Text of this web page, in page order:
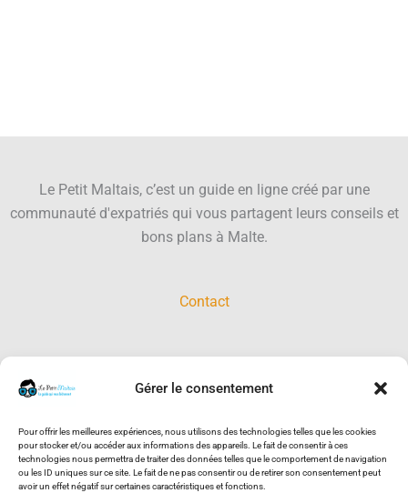
Gérer le consentement
Pour offrir les meilleures expériences, nous utilisons des technologies telles que les cookies
pour stocker et/ou accéder aux informations des appareils. Le fait de consentir à ces
technologies nous permettra de traiter des données telles que le comportement de navigation
ou les ID uniques sur ce site. Le fait de ne pas consentir ou de retirer son consentement peut
avoir un effet négatif sur certaines caractéristiques et fonctions.
Le Petit Maltais, c’est un guide en ligne créé par une
communauté d'expatriés qui vous partagent leurs conseils et
bons plans à Malte.
Contact
RECHERCHER SUR LE SITE :